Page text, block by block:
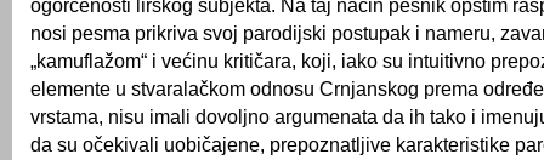
ogorčenosti lirskog subjekta. Na taj način pesnik opštim
nosi pesma prikriva svoj parodijski postupak i nameru,
„kamuflažom“ i većinu kritičara, koji, iako su intuitivno
elemente u stvaralačkom odnosu Crnjanskog prema
vrstama, nisu imali dovoljno argumenata da ih tako i
da su očekivali uobičajene, prepoznatljive karakteristike